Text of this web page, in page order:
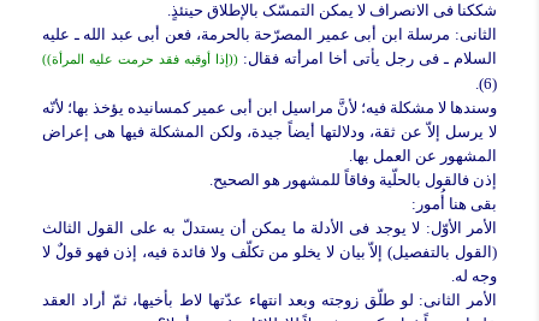
شککنا فی الانصراف لا یمکن التمسّک بالإطلاق حینئذٍ.
الثانی: مرسلة ابن أبی عمیر المصرّحة بالحرمة، فعن أبی عبد الله ـ علیه
السلام ـ فی رجل یأتی أخا امرأته فقال: ((إذا أوقبه فقد حرمت علیه المرأة))
(6).
وسندها لا مشکلة فیه؛ لأنَّ مراسیل ابن أبی عمیر کمسانیده یؤخذ بها؛ لأنّه
لا یرسل إلاّ عن ثقة، ودلالتها أیضاً جیدة، ولکن المشکلة فیها هی إعراض
المشهور عن العمل بها.
إذن فالقول بالحلّیة وفاقاً للمشهور هو الصحیح.
بقی هنا أُمور:
الأمر الأوّل: لا یوجد فی الأدلة ما یمکن أن یستدلّ به على القول الثالث
(القول بالتفصیل) إلاّ بیان لا یخلو من تکلّف ولا فائدة فیه، إذن فهو قولٌ لا
وجه له.
الأمر الثانی: لو طلّق زوجته وبعد انتهاء عدّتها لاط بأخیها، ثمّ أراد العقد